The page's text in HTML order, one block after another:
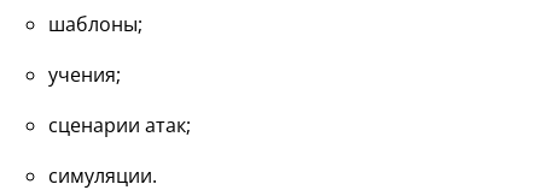
шаблоны;
учения;
сценарии атак;
симуляции.